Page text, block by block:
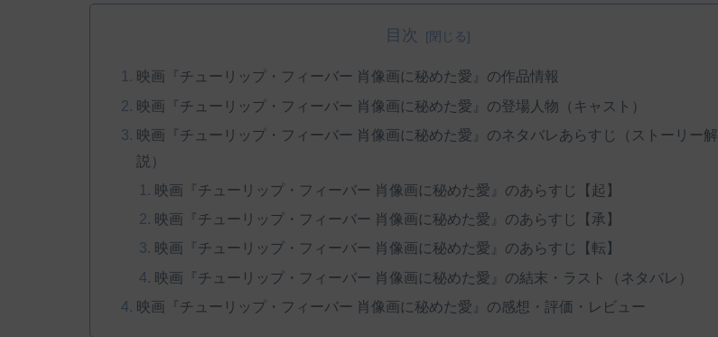
目次
映画『チューリップ・フィーバー 肖像画に秘めた愛』の作品情報
映画『チューリップ・フィーバー 肖像画に秘めた愛』の登場人物（キャスト）
映画『チューリップ・フィーバー 肖像画に秘めた愛』のネタバレあらすじ（ストーリー解
説）
映画『チューリップ・フィーバー 肖像画に秘めた愛』のあらすじ【起】
映画『チューリップ・フィーバー 肖像画に秘めた愛』のあらすじ【承】
映画『チューリップ・フィーバー 肖像画に秘めた愛』のあらすじ【転】
映画『チューリップ・フィーバー 肖像画に秘めた愛』の結末・ラスト（ネタバレ）
映画『チューリップ・フィーバー 肖像画に秘めた愛』の感想・評価・レビュー